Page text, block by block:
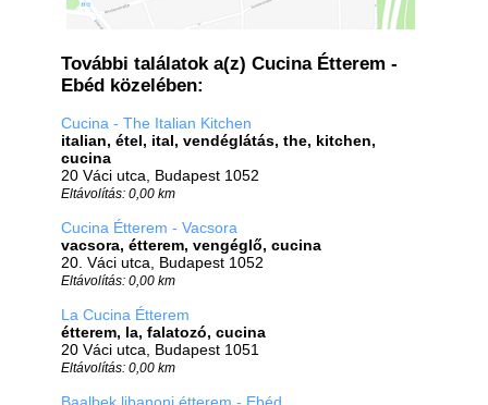
További találatok a(z) Cucina Étterem -
Ebéd közelében:
Cucina - The Italian Kitchen
italian, étel, ital, vendéglátás, the, kitchen,
cucina
20 Váci utca, Budapest 1052
Eltávolítás: 0,00 km
Cucina Étterem - Vacsora
vacsora, étterem, vengéglő, cucina
20. Váci utca, Budapest 1052
Eltávolítás: 0,00 km
La Cucina Étterem
étterem, la, falatozó, cucina
20 Váci utca, Budapest 1051
Eltávolítás: 0,00 km